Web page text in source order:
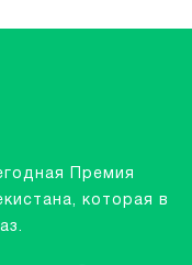
Премия
которая в